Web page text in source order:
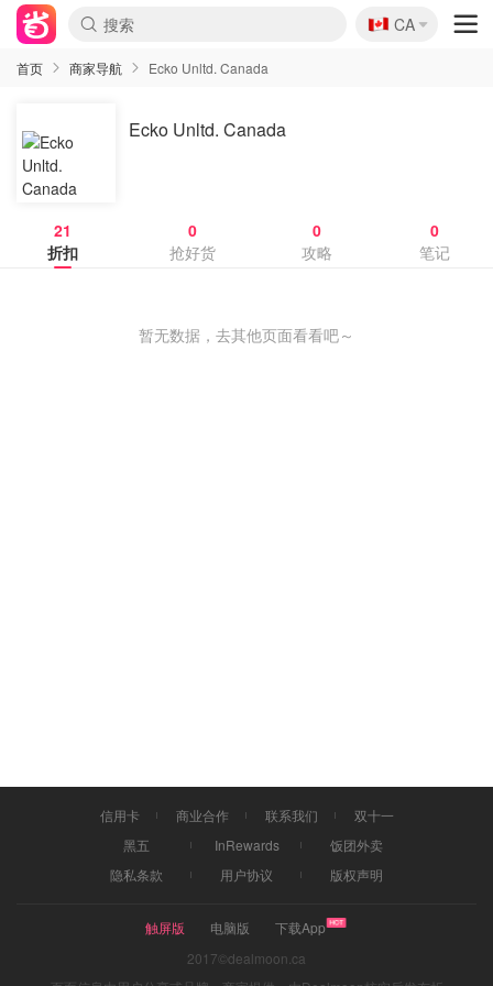
🇨🇦
CA
首页 商家导航 Ecko Unltd. Canada
Ecko Unltd. Canada
21
折扣
0
抢好货
0
攻略
0
笔记
暂无数据，去其他页面看看吧～
信用卡 商业合作 联系我们
双十一
黑五
InRewards
饭团外卖
隐私条款
用户协议 版权声明
触屏版 电脑版
下载App
2017©dealmoon.ca